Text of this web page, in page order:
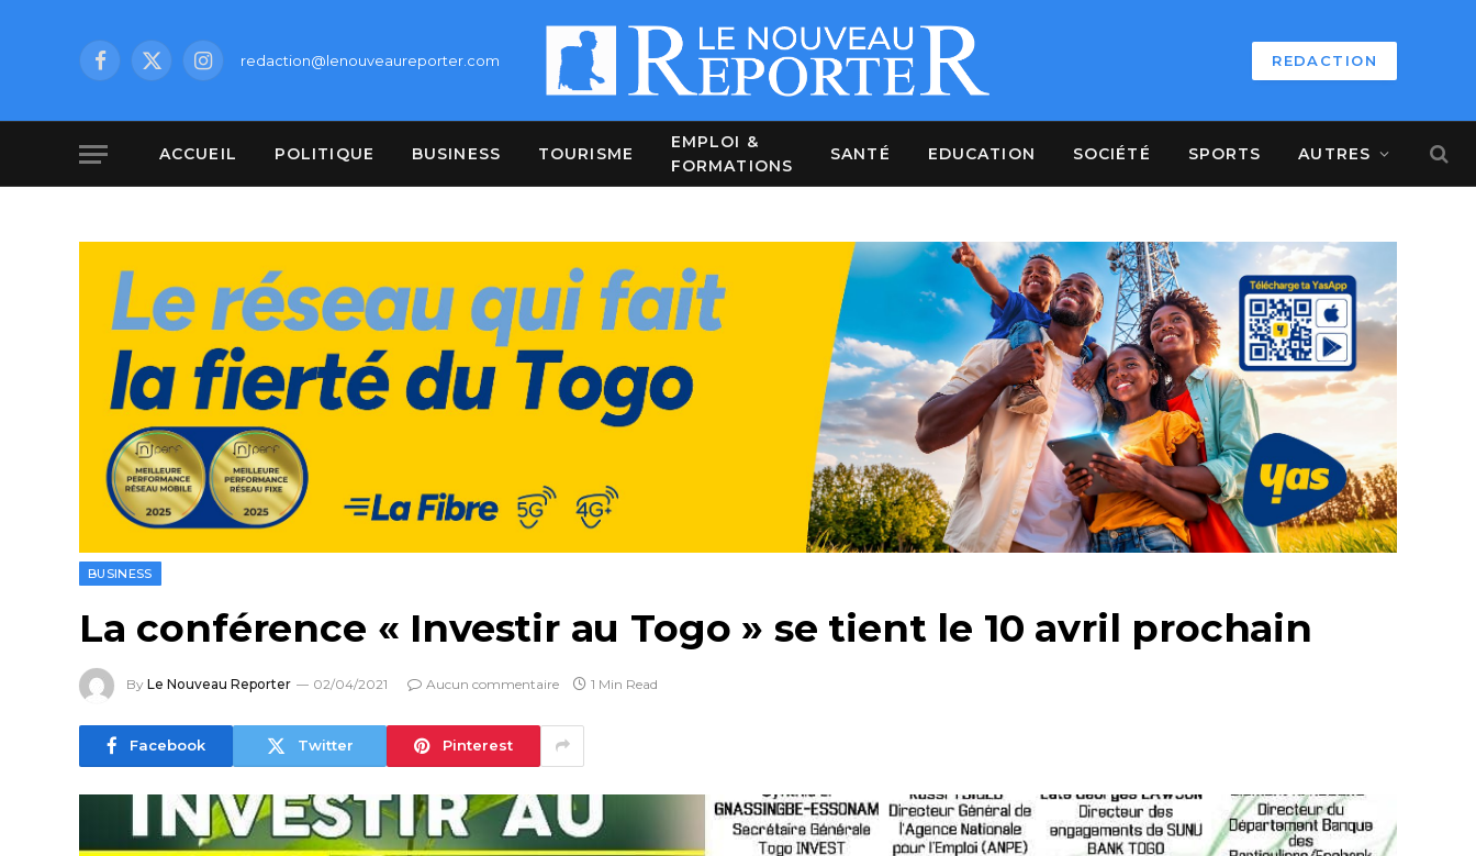
Facebook
X
Instagramredaction@lenouveaureporter.com REDACTION
ACCUEIL POLITIQUE BUSINESS TOURISME
EMPLOI &
FORMATIONS
SANTÉ EDUCATION SOCIÉTÉ SPORTS AUTRES
BUSINESS
La conférence « Investir au Togo » se tient le 10 avril prochain
By Le Nouveau Reporter 02/04/2021 Aucun commentaire 1 Min Read
Facebook Twitter Pinterest